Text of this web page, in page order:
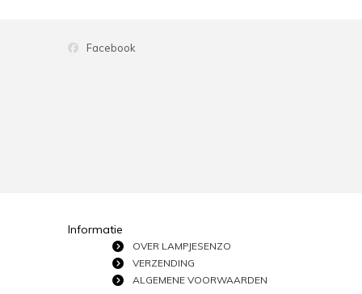
Facebook
Informatie
OVER LAMPJESENZO
VERZENDING
ALGEMENE VOORWAARDEN